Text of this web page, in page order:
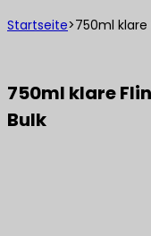
Startseite>750ml klare
750ml klare
Bulk